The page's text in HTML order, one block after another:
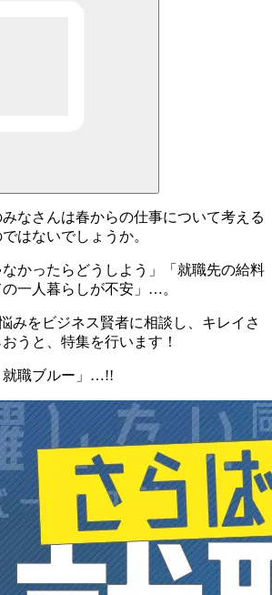
なさんは春からの仕事について考える
はないでしょうか。
かったらどうしよう 」「 就職先の給料
一人暮らしが不安 」…。
みをビジネス賢者に相談し、キレイさ
うと、特集を行います！
職ブルー 」…!!